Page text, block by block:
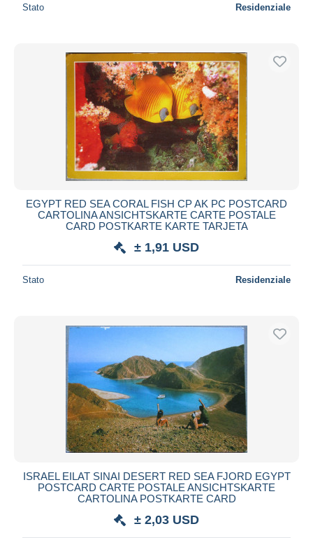
Stato Residenziale
EGYPT RED SEA CORAL FISH CP AK PC POSTCARD
CARTOLINA ANSICHTSKARTE CARTE POSTALE
CARD POSTKARTE KARTE TARJETA
± 1,91 USD
Stato Residenziale
ISRAEL EILAT SINAI DESERT RED SEA FJORD EGYPT
POSTCARD CARTE POSTALE ANSICHTSKARTE
CARTOLINA POSTKARTE CARD
± 2,03 USD